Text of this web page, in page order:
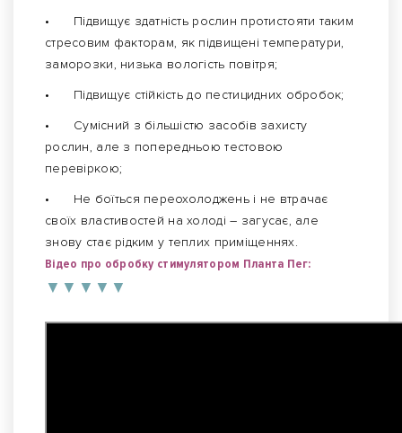
•
Підвищує здатність рослин протистояти таким
стресовим факторам, як підвищені температури,
заморозки, низька вологість повітря;
•
Підвищує стійкість до пестицидних обробок;
•
Сумісний з більшістю засобів захисту
рослин, але з попередньою тестовою
перевіркою;
•
Не боїться переохолоджень і не втрачає
своїх властивостей на холоді – загусає, але
знову стає рідким у теплих приміщеннях.
Відео про обробку стимулятором Планта Пег:
▼ ▼ ▼ ▼ ▼